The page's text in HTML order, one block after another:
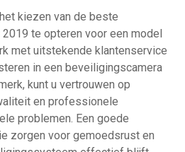
kiezen van de beste
te opteren voor een model
met uitstekende klantenservice
in een beveiligingscamera
kunt u vertrouwen op
en professionele
problemen. Een goede
zorgen voor gemoedsrust en